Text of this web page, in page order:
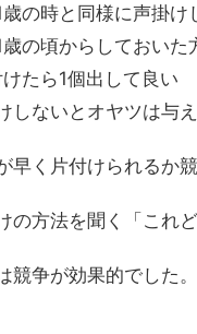
歳の時と同様に声掛
歳の頃からしておい
たら1個出して良い
ないとオヤツは与え
早く片付けられるか
の方法を聞く「これ
争が効果的でした。